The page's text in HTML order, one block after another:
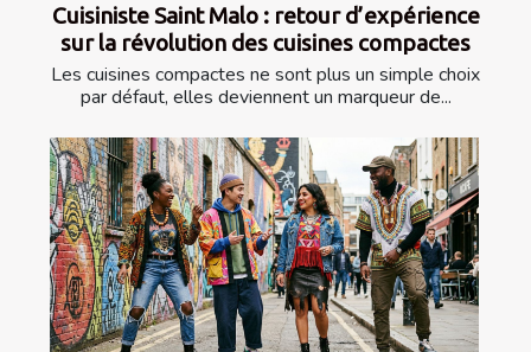
Cuisiniste Saint Malo : retour d’expérience
sur la révolution des cuisines compactes
Les cuisines compactes ne sont plus un simple choix
par défaut, elles deviennent un marqueur de...